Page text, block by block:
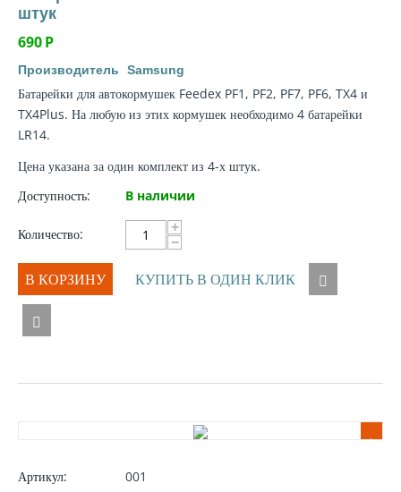
штук
690Р
Производитель Samsung
Батарейки для автокормушек Feedex PF1, PF2, PF7, PF6, TX4 и
TX4Plus. На любую из этих кормушек необходимо 4 батарейки
LR14.
Цена указана за один комплект из 4-х штук.
Доступность:
В наличии
Количество:
+
−
В КОРЗИНУ КУПИТЬ В ОДИН КЛИК
.
Артикул: 001